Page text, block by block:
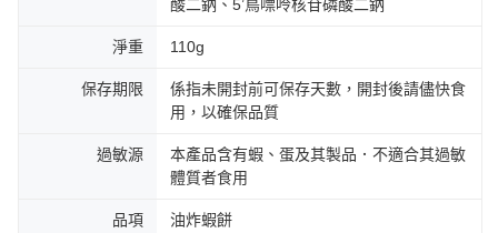
酸二鈉、5’鳥嘌呤核苷磷酸二鈉
淨重 110g
保存期限
係指未開封前可保存天數，開封後請儘快食
用，以確保品質
過敏源
本產品含有蝦、蛋及其製品．不適合其過敏
體質者食用
品項 油炸蝦餅